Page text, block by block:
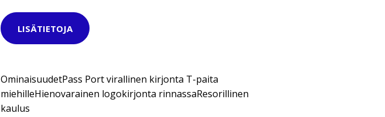
LISÄTIETOJA
OminaisuudetPass Port virallinen kirjonta T-paita
miehilleHienovarainen logokirjonta rinnassaResorillinen
kaulus